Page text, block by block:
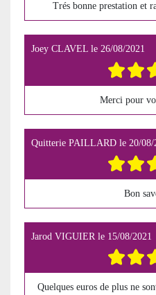
Trés bonne prestation et
Joey CLAVEL le 26/08/2021
Merci pour
Quitterie PAILLARD le 20/08/
Bon
Jarod VIGUIER le 15/08/2021
Quelques euros de plus ne